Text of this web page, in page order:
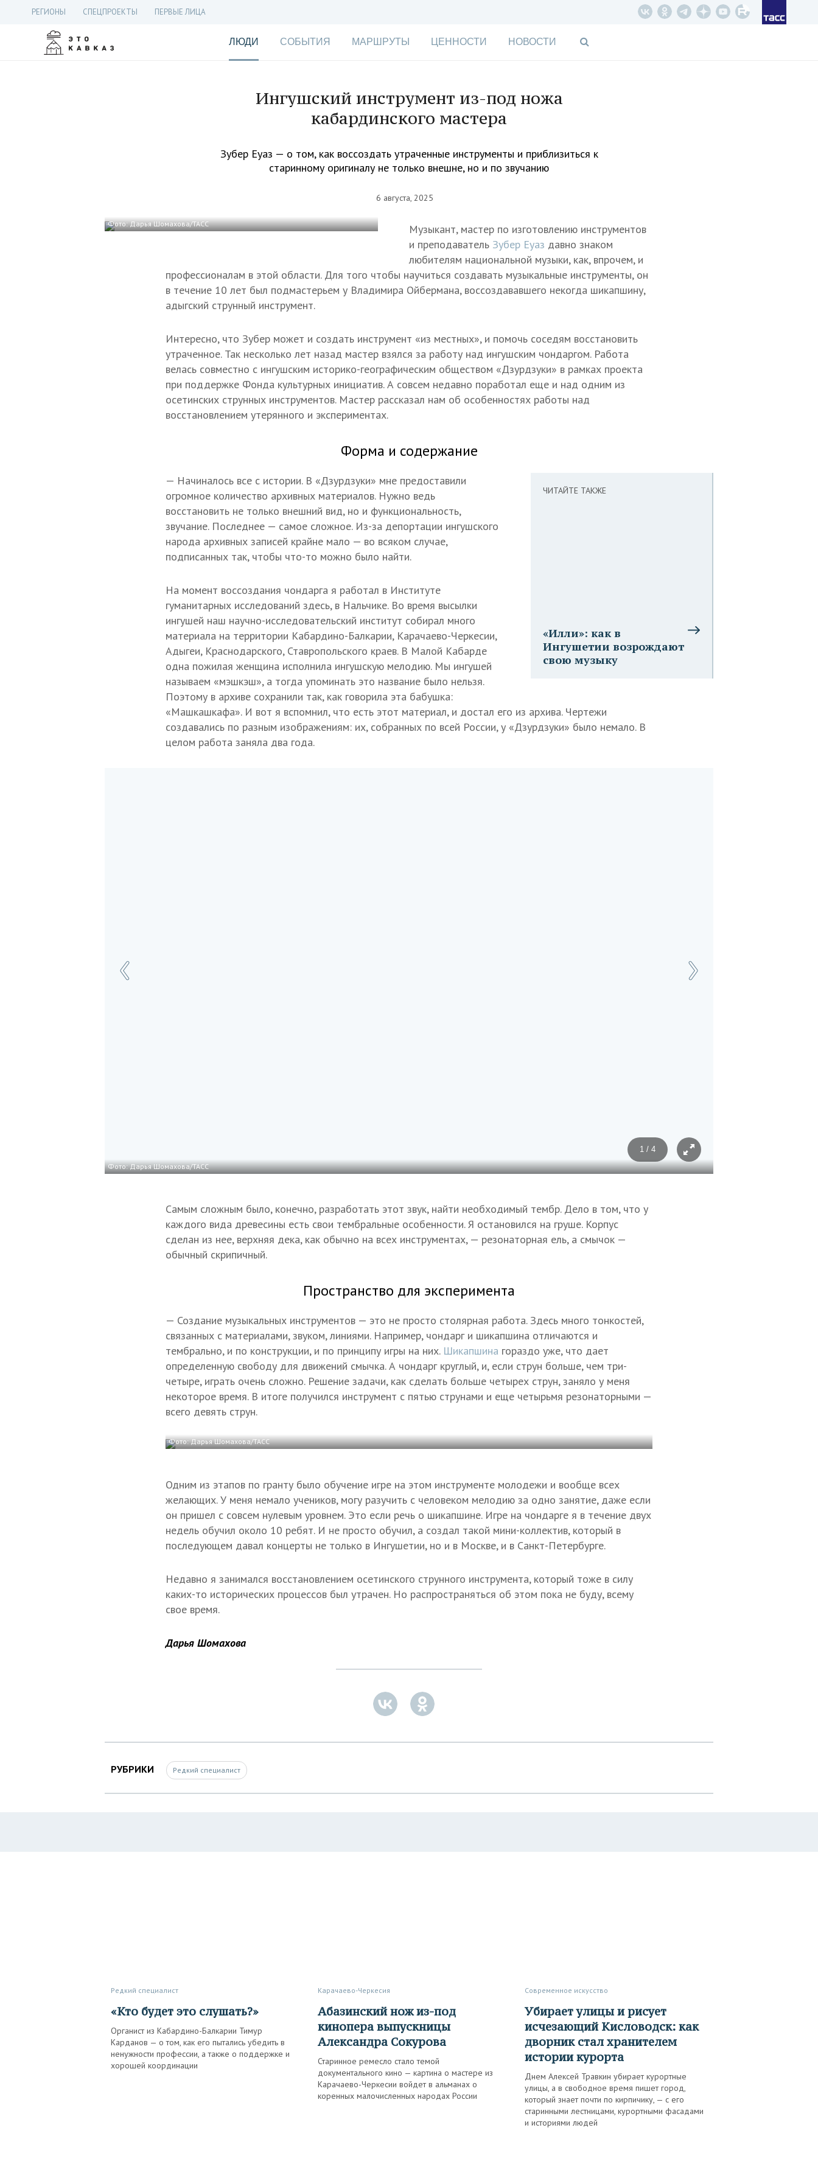
РЕГИОНЫ СПЕЦПРОЕКТЫ ПЕРВЫЕ ЛИЦА
ЛЮДИ СОБЫТИЯ МАРШРУТЫ ЦЕННОСТИ НОВОСТИ
Ингушский инструмент из-под ножа
кабардинского мастера
Зубер Еуаз — о том, как воссоздать утраченные инструменты и приблизиться к
старинному оригиналу не только внешне, но и по звучанию
6 августа, 2025
Фото: Дарья Шомахова/ТАСС
Музыкант, мастер по изготовлению инструментов
и преподаватель Зубер Еуаз давно знаком
любителям национальной музыки, как, впрочем, и
профессионалам в этой области. Для того чтобы научиться создавать музыкальные инструменты, он
в течение 10 лет был подмастерьем у Владимира Ойбермана, воссоздававшего некогда шикапшину,
адыгский струнный инструмент.
Интересно, что Зубер может и создать инструмент «из местных», и помочь соседям восстановить
утраченное. Так несколько лет назад мастер взялся за работу над ингушским чондаргом. Работа
велась совместно с ингушским историко-географическим обществом «Дзурдзуки» в рамках проекта
при поддержке Фонда культурных инициатив. А совсем недавно поработал еще и над одним из
осетинских струнных инструментов. Мастер рассказал нам об особенностях работы над
восстановлением утерянного и экспериментах.
Форма и содержание
ЧИТАЙТЕ ТАКЖЕ
«Илли»: как в
Ингушетии возрождают
свою музыку
— Начиналось все с истории. В «Дзурдзуки» мне предоставили
огромное количество архивных материалов. Нужно ведь
восстановить не только внешний вид, но и функциональность,
звучание. Последнее — самое сложное. Из-за депортации ингушского
народа архивных записей крайне мало — во всяком случае,
подписанных так, чтобы что-то можно было найти.
На момент воссоздания чондарга я работал в Институте
гуманитарных исследований здесь, в Нальчике. Во время высылки
ингушей наш научно-исследовательский институт собирал много
материала на территории Кабардино-Балкарии, Карачаево-Черкесии,
Адыгеи, Краснодарского, Ставропольского краев. В Малой Кабарде
одна пожилая женщина исполнила ингушскую мелодию. Мы ингушей
называем «мэшкэш», а тогда упоминать это название было нельзя.
Поэтому в архиве сохранили так, как говорила эта бабушка:
«Машкашкафа». И вот я вспомнил, что есть этот материал, и достал его из архива. Чертежи
создавались по разным изображениям: их, собранных по всей России, у «Дзурдзуки» было немало. В
целом работа заняла два года.
1 / 4
Фото: Дарья Шомахова/ТАСС
Самым сложным было, конечно, разработать этот звук, найти необходимый тембр. Дело в том, что у
каждого вида древесины есть свои тембральные особенности. Я остановился на груше. Корпус
сделан из нее, верхняя дека, как обычно на всех инструментах, — резонаторная ель, а смычок —
обычный скрипичный.
Пространство для эксперимента
— Создание музыкальных инструментов — это не просто столярная работа. Здесь много тонкостей,
связанных с материалами, звуком, линиями. Например, чондарг и шикапшина отличаются и
тембрально, и по конструкции, и по принципу игры на них. Шикапшина гораздо уже, что дает
определенную свободу для движений смычка. А чондарг круглый, и, если струн больше, чем три-
четыре, играть очень сложно. Решение задачи, как сделать больше четырех струн, заняло у меня
некоторое время. В итоге получился инструмент с пятью струнами и еще четырьмя резонаторными —
всего девять струн.
Фото: Дарья Шомахова/ТАСС
Одним из этапов по гранту было обучение игре на этом инструменте молодежи и вообще всех
желающих. У меня немало учеников, могу разучить с человеком мелодию за одно занятие, даже если
он пришел с совсем нулевым уровнем. Это если речь о шикапшине. Игре на чондарге я в течение двух
недель обучил около 10 ребят. И не просто обучил, а создал такой мини-коллектив, который в
последующем давал концерты не только в Ингушетии, но и в Москве, и в Санкт-Петербурге.
Недавно я занимался восстановлением осетинского струнного инструмента, который тоже в силу
каких-то исторических процессов был утрачен. Но распространяться об этом пока не буду, всему
свое время.
Дарья Шомахова
РУБРИКИ Редкий специалист
Редкий специалист
«Кто будет это слушать?»
Органист из Кабардино-Балкарии Тимур
Карданов — о том, как его пытались убедить в
ненужности профессии, а также о поддержке и
хорошей координации
Карачаево-Черкесия
Абазинский нож из-под
кинопера выпускницы
Александра Сокурова
Старинное ремесло стало темой
документального кино — картина о мастере из
Карачаево-Черкесии войдет в альманах о
коренных малочисленных народах России
Современное искусство
Убирает улицы и рисует
исчезающий Кисловодск: как
дворник стал хранителем
истории курорта
Днем Алексей Травкин убирает курортные
улицы, а в свободное время пишет город,
который знает почти по кирпичику, — с его
старинными лестницами, курортными фасадами
и историями людей